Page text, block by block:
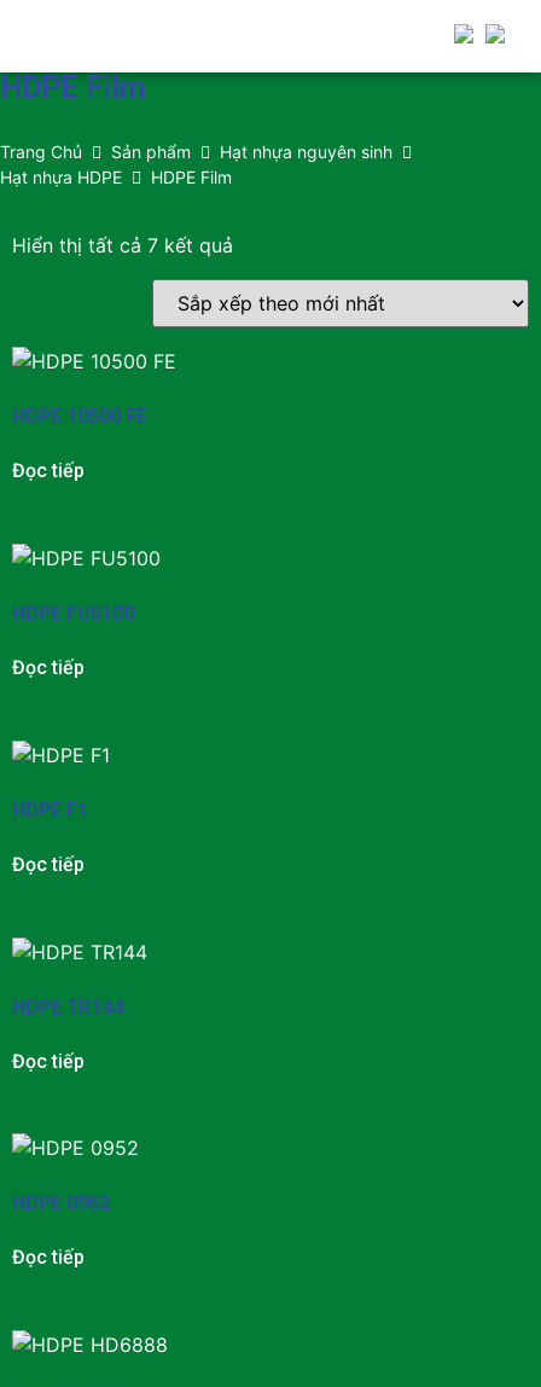
HDPE Film
Trang Chủ Sản phẩm
Hạt nhựa nguyên sinh
Hạt nhựa HDPE
HDPE Film
Hiển thị tất cả 7 kết quả
HDPE 10500 FE
Đọc tiếp
HDPE FU5100
Đọc tiếp
HDPE F1
Đọc tiếp
HDPE TR144
Đọc tiếp
HDPE 0952
Đọc tiếp